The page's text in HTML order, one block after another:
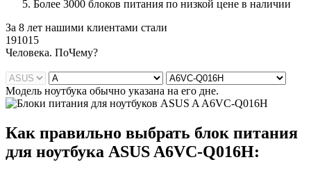
Более 3000 блоков питания по низкой цене в наличии
За 8 лет нашими клиентами стали
191015
Человека. ПоЧему?
Модель ноутбука обычно указана на его дне.
Как правильно выбрать блок питания
для ноутбука ASUS A6VC-Q016H: